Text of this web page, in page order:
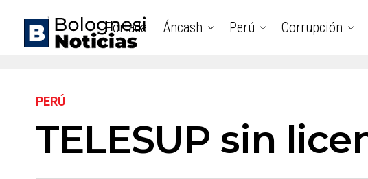
Portada Áncash Perú Corrupción
PERÚ
TELESUP sin